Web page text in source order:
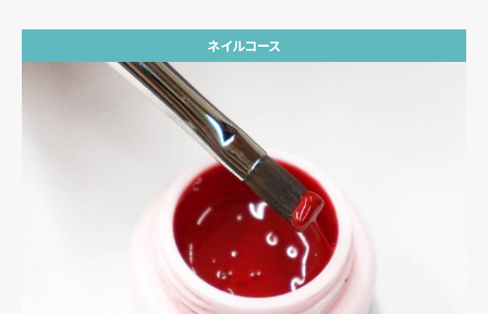
ネイルコース